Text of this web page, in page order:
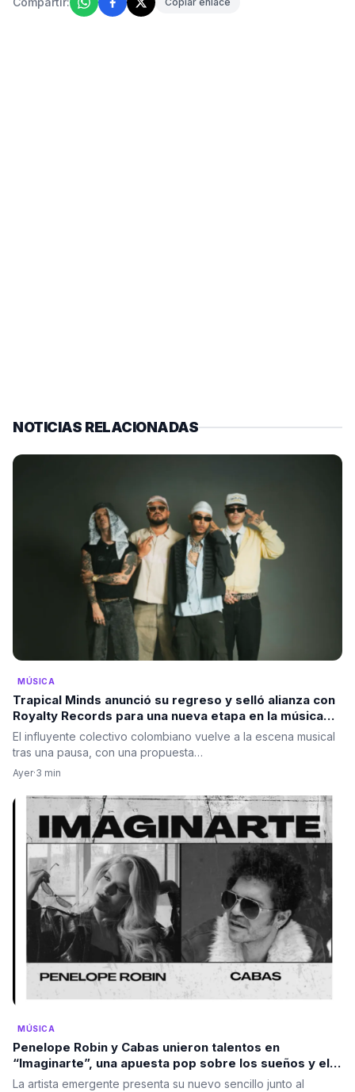
NOTICIAS RELACIONADAS
MÚSICA
Trapical Minds anunció su regreso y selló alianza con
Royalty Records para una nueva etapa en la música
urbana
El influyente colectivo colombiano vuelve a la escena musical
tras una pausa, con una propuesta…
Ayer·3 min
MÚSICA
Penelope Robin y Cabas unieron talentos en
“Imaginarte”, una apuesta pop sobre los sueños y el
poder de la mente
La artista emergente presenta su nuevo sencillo junto al